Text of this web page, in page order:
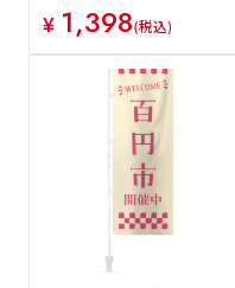
¥ 1,398(税込)